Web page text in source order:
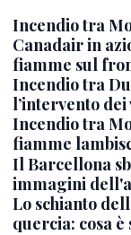
Incendio tra
Canadair in
fiamme sul
Incendio tra
l’intervento
Incendio tra
fiamme
Il Barcellona
immagini
Lo schianto
quercia: cosa è